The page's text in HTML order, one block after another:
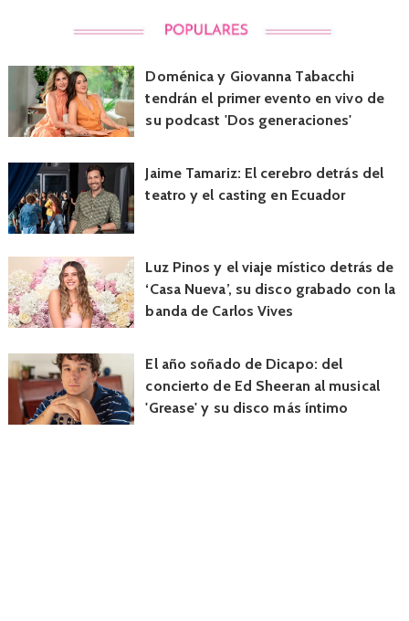
Doménica y Giovanna Tabacchi
tendrán el primer evento en vivo de
su podcast 'Dos generaciones'
Jaime Tamariz: El cerebro detrás del
teatro y el casting en Ecuador
Luz Pinos y el viaje místico detrás de
‘Casa Nueva’, su disco grabado con la
banda de Carlos Vives
El año soñado de Dicapo: del
concierto de Ed Sheeran al musical
'Grease' y su disco más íntimo